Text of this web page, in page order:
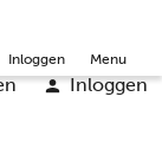
English
Inloggen
Inloggen Menu